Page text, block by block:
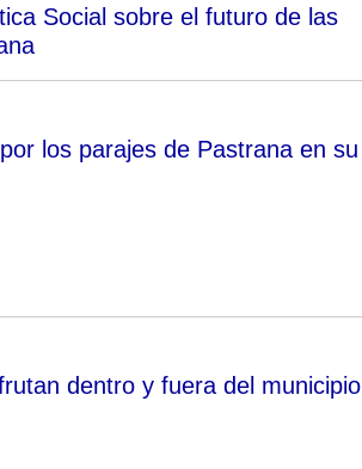
Social sobre el futuro de las
los parajes de Pastrana en su
dentro y fuera del municipio